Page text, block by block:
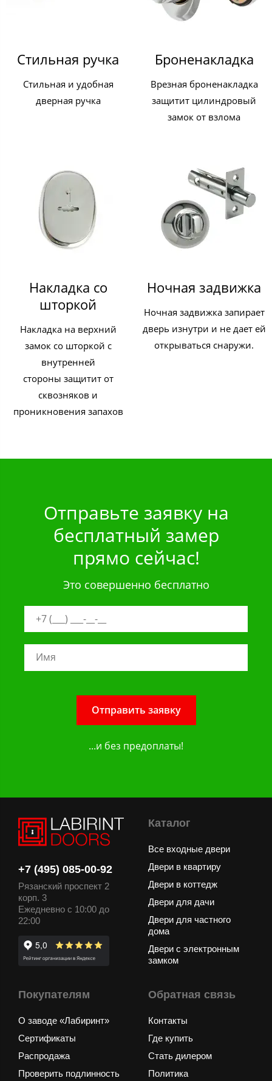
Стильная ручка
Стильная и удобная
дверная ручка
Броненакладка
Врезная броненакладка
защитит цилиндровый
замок от взлома
Накладка со
шторкой
Накладка на верхний
замок со шторкой с
внутренней
стороны защитит от
сквозняков и
проникновения запахов
Ночная задвижка
Ночная задвижка запирает
дверь изнутри и не дает ей
открываться снаружи.
Отправьте заявку на
бесплатный замер
прямо сейчас!
Это совершенно бесплатно
Отправить заявку
...и без предоплаты!
+7 (495) 085-00-92
Рязанский проспект 2
корп. 3
Ежедневно с 10:00 до
22:00
Каталог
Все входные двери
Двери в квартиру
Двери в коттедж
Двери для дачи
Двери для частного
дома
Двери с электронным
замком
Покупателям
О заводе «Лабиринт»
Сертификаты
Распродажа
Проверить подлинность
Обратная связь
Контакты
Где купить
Стать дилером
Политика